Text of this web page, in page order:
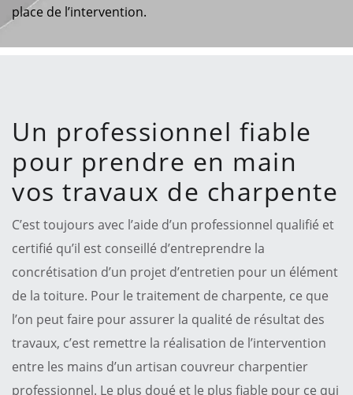
place de l’intervention.
Un professionnel fiable
pour prendre en main
vos travaux de charpente
C’est toujours avec l’aide d’un professionnel qualifié et
certifié qu’il est conseillé d’entreprendre la
concrétisation d’un projet d’entretien pour un élément
de la toiture. Pour le traitement de charpente, ce que
l’on peut faire pour assurer la qualité de résultat des
travaux, c’est remettre la réalisation de l’intervention
entre les mains d’un artisan couvreur charpentier
professionnel. Le plus doué et le plus fiable pour ce qui